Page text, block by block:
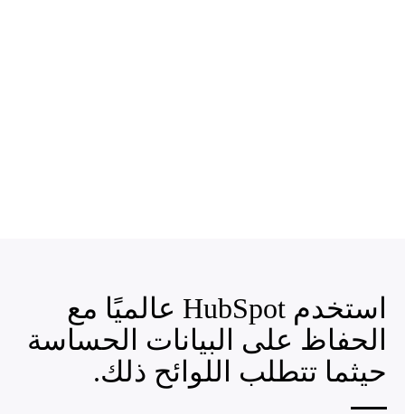
استخدم HubSpot عالميًا مع
الحفاظ على البيانات الحساسة
حيثما تتطلب اللوائح ذلك.